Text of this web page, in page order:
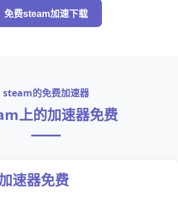
免费steam加速下载
steam的免费加速器
上的加速器免费
速器免费